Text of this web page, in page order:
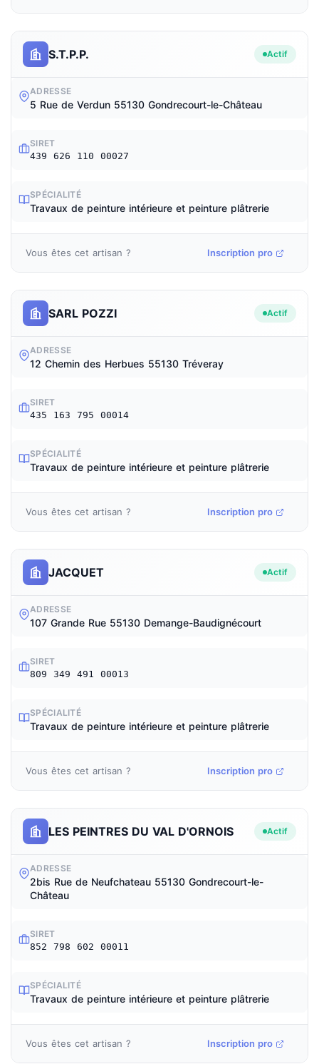
S.T.P.P. Actif
ADRESSE
5 Rue de Verdun 55130 Gondrecourt-le-Château
SIRET
439 626 110 00027
SPÉCIALITÉ
Travaux de peinture intérieure et peinture plâtrerie
Vous êtes cet artisan ? Inscription pro
SARL POZZI Actif
ADRESSE
12 Chemin des Herbues 55130 Tréveray
SIRET
435 163 795 00014
SPÉCIALITÉ
Travaux de peinture intérieure et peinture plâtrerie
Vous êtes cet artisan ? Inscription pro
JACQUET Actif
ADRESSE
107 Grande Rue 55130 Demange-Baudignécourt
SIRET
809 349 491 00013
SPÉCIALITÉ
Travaux de peinture intérieure et peinture plâtrerie
Vous êtes cet artisan ? Inscription pro
LES PEINTRES DU VAL D'ORNOIS Actif
ADRESSE
2bis Rue de Neufchateau 55130 Gondrecourt-le-
Château
SIRET
852 798 602 00011
SPÉCIALITÉ
Travaux de peinture intérieure et peinture plâtrerie
Vous êtes cet artisan ? Inscription pro